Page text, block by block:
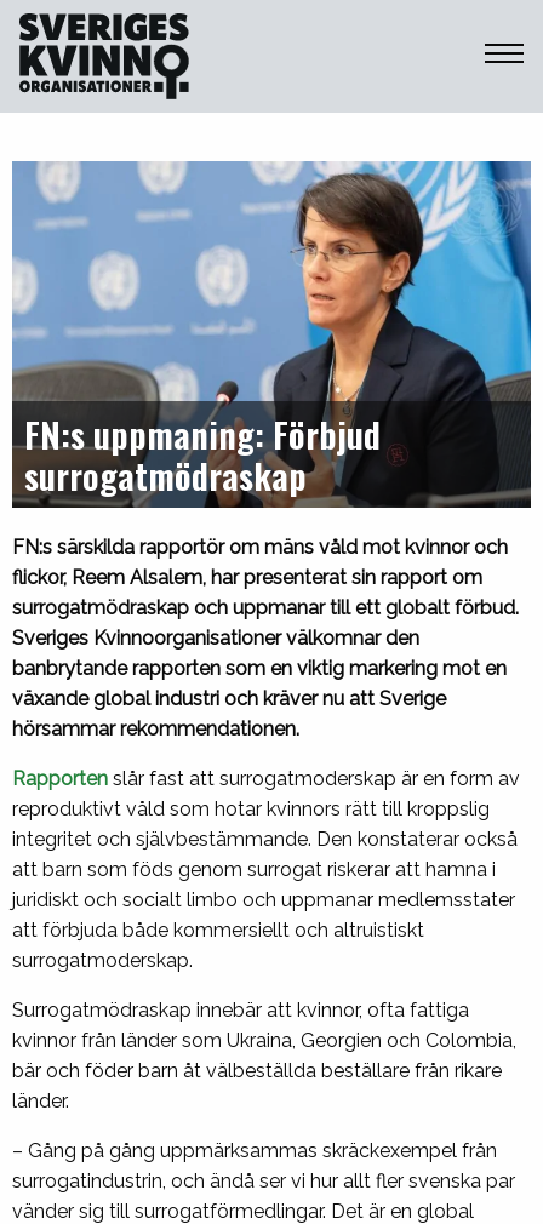
Sveriges Kvinnoorganisationer
FN:s uppmaning: Förbjud
surrogatmödraskap
FN:s särskilda rapportör om mäns våld mot kvinnor och
flickor, Reem Alsalem, har presenterat sin rapport om
surrogatmödraskap och uppmanar till ett globalt förbud.
Sveriges Kvinnoorganisationer välkomnar den
banbrytande rapporten som en viktig markering mot en
växande global industri och kräver nu att Sverige
hörsammar rekommendationen.
Rapporten slår fast att surrogatmoderskap är en form av
reproduktivt våld som hotar kvinnors rätt till kroppslig
integritet och självbestämmande. Den konstaterar också
att barn som föds genom surrogat riskerar att hamna i
juridiskt och socialt limbo och uppmanar medlemsstater
att förbjuda både kommersiellt och altruistiskt
surrogatmoderskap.
Surrogatmödraskap innebär att kvinnor, ofta fattiga
kvinnor från länder som Ukraina, Georgien och Colombia,
bär och föder barn åt välbeställda beställare från rikare
länder.
– Gång på gång uppmärksammas skräckexempel från
surrogatindustrin, och ändå ser vi hur allt fler svenska par
vänder sig till surrogatförmedlingar. Det är en global